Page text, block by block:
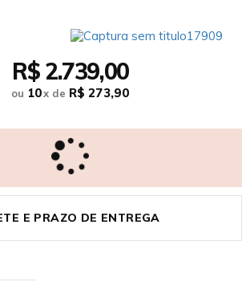
R$ 2.739,00
ou 10xde R$ 273,90
E PRAZO DE ENTREGA